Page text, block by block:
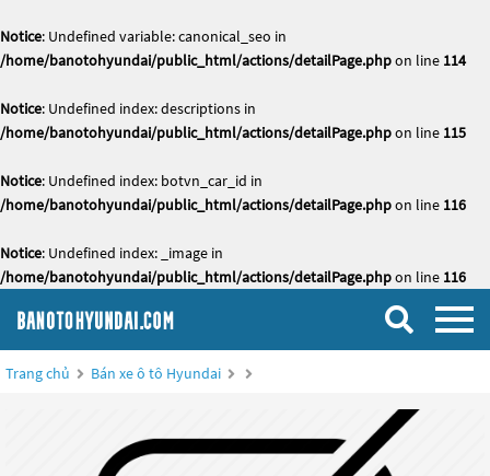
Notice: Undefined variable: canonical_seo in
/home/banotohyundai/public_html/actions/detailPage.phpon line 114
Notice: Undefined index: descriptions in
/home/banotohyundai/public_html/actions/detailPage.phpon line 115
Notice: Undefined index: botvn_car_id in
/home/banotohyundai/public_html/actions/detailPage.phpon line 116
Notice: Undefined index: _image in
/home/banotohyundai/public_html/actions/detailPage.phpon line 116
Trang chủ Bán xe ô tô Hyundai